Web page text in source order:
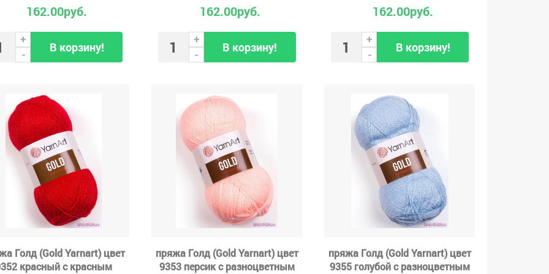
162.00руб.
+
-
В корзину!
162.00руб.
+
-
В корзину!
162.00руб.
+
-
В корзину!
Голд (Gold Yarnart) цвет
красный с красным
пряжа Голд (Gold Yarnart) цвет
9353 персик с разноцветным
пряжа Голд (Gold Yarnart) цвет
9355 голубой с разноцветным